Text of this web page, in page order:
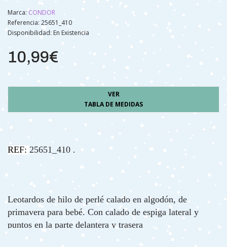
Marca: CONDOR
Referencia: 25651_410
Disponibilidad: En Existencia
10,99€
VER
TABLA DE MEDIDAS
REF: 25651_410 .
Leotardos de hilo de perlé calado en algodón, de
primavera para bebé. Con calado de espiga lateral y
puntos en la parte delantera y trasera